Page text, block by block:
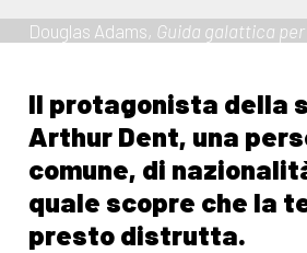
Douglas Adams, Guida galattica
Il protagonista della
Arthur Dent, una
comune, di
quale scopre che la
presto distrutta.